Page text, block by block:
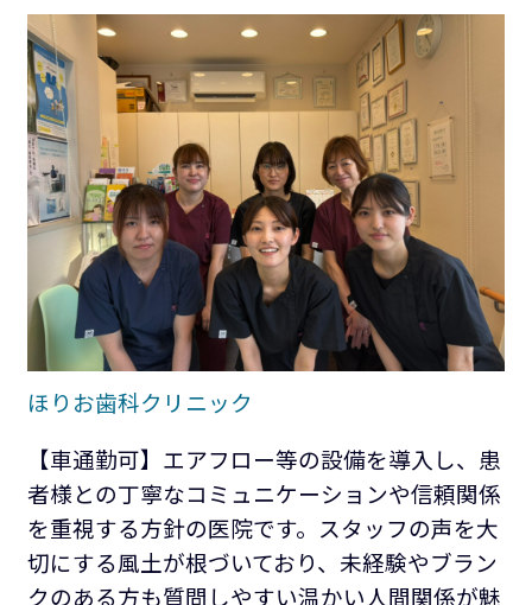
ほりお歯科クリニック
【車通勤可】エアフロー等の設備を導入し、患
者様との丁寧なコミュニケーションや信頼関係
を重視する方針の医院です。スタッフの声を大
切にする風土が根づいており、未経験やブラン
クのある方も質問しやすい温かい人間関係が魅